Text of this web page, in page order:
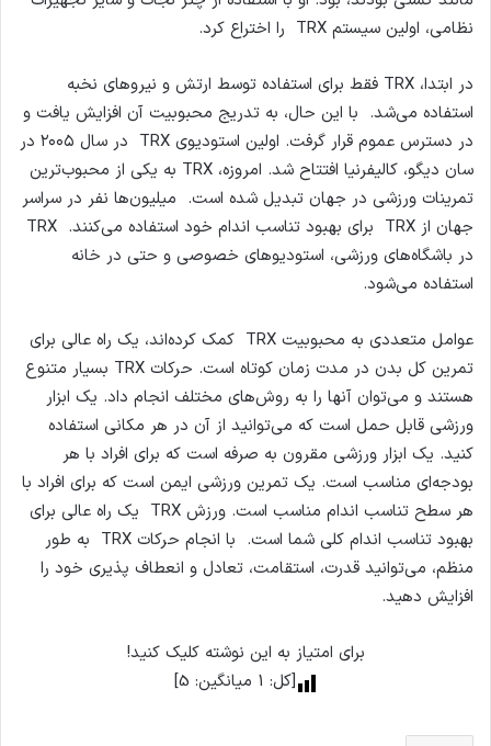
نظامی، اولین سیستم TRX را اختراع کرد.
در ابتدا، TRX فقط برای استفاده توسط ارتش و نیروهای نخبه
استفاده می‌شد. با این حال، به تدریج محبوبیت آن افزایش یافت و
در دسترس عموم قرار گرفت. اولین استودیوی TRX در سال ۲۰۰۵ در
سان دیگو، کالیفرنیا افتتاح شد. امروزه، TRX به یکی از محبوب‌ترین
تمرینات ورزشی در جهان تبدیل شده است. میلیون‌ها نفر در سراسر
در باشگاه‌های ورزشی، استودیوهای خصوصی و حتی در خانه
استفاده می‌شود.
عوامل متعددی به محبوبیت TRX کمک کرده‌اند، یک راه عالی برای
تمرین کل بدن در مدت زمان کوتاه است. حرکات TRX بسیار متنوع
هستند و می‌توان آنها را به روش‌های مختلف انجام داد. یک ابزار
ورزشی قابل حمل است که می‌توانید از آن در هر مکانی استفاده
کنید. یک ابزار ورزشی مقرون به صرفه است که برای افراد با هر
بودجه‌ای مناسب است. یک تمرین ورزشی ایمن است که برای افراد با
هر سطح تناسب اندام مناسب است. ورزش TRX یک راه عالی برای
بهبود تناسب اندام کلی شما است. با انجام حرکات TRX به طور
منظم، می‌توانید قدرت، استقامت، تعادل و انعطاف پذیری خود را
افزایش دهید.
برای امتیاز به این نوشته کلیک کنید!
[کل: 1 میانگین: 5
]